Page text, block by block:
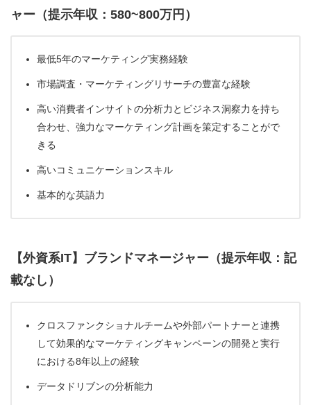
ャー（提示年収：580~800万円）
最低5年のマーケティング実務経験
市場調査・マーケティングリサーチの豊富な経験
高い消費者インサイトの分析力とビジネス洞察力を持ち
合わせ、強力なマーケティング計画を策定することがで
きる
高いコミュニケーションスキル
基本的な英語力
【外資系IT】ブランドマネージャー（提示年収：記
載なし）
クロスファンクショナルチームや外部パートナーと連携
して効果的なマーケティングキャンペーンの開発と実行
における8年以上の経験
データドリブンの分析能力